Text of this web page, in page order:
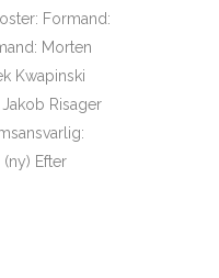
Formand:
Morten
Kwapinski
Risager
Efter